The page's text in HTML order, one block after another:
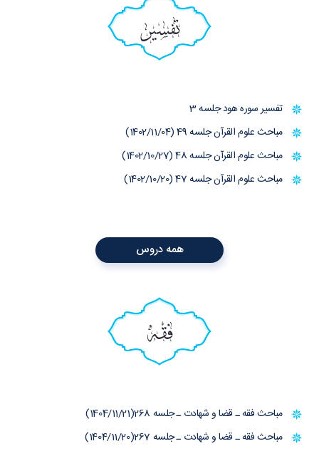
تفسیر
تفسیر سوره هود جلسه 3
مباحث علوم القرآن جلسه 49 (1402/11/04)
مباحث علوم القرآن جلسه 48 (1402/10/27)
مباحث علوم القرآن جلسه 47 (1402/10/20)
همه دروس
فقه
مباحث فقه ـ قضا و شهادت ـ جلسه 268(1404/11/21)
مباحث فقه ـ قضا و شهادت ـ جلسه 267(1404/11/20)